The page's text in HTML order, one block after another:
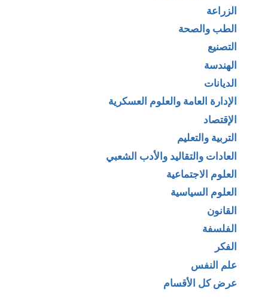
الزراعة
الطب والصحة
التصنيع
الهندسة
الديانات
الإدارة العامة والعلوم العسكرية
الإقتصاد
التربية والتعليم
العادات والتقاليد والأدب الشعبي
العلوم الاجتماعية
العلوم السياسية
القانون
الفلسفة
الفكر
علم النفس
عرض كل الأقسام